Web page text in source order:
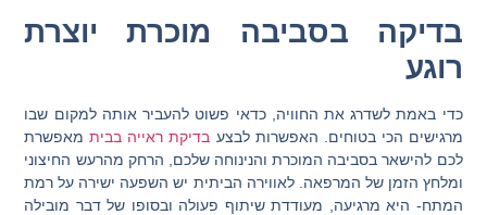
בדיקה בסביבה מוכרת יוצרת
רוגע
כדי באמת לשדרג את החוויה, כדאי פשוט להעביר אותה למקום שבו
מרגישים הכי בטוחים. האפשרות לבצע בדיקת ראייה בביתמאפשרת
לכם להישאר בסביבה המוכרת והנינוחה שלכם, הרחק מהרעש החיצוני
ומלחץ הזמן של המרפאה. לאווירה הביתית יש השפעה ישירה על רמת
המתח- היא מרגיעה, מעודדת שיתוף פעולה ובסופו של דבר מובילה